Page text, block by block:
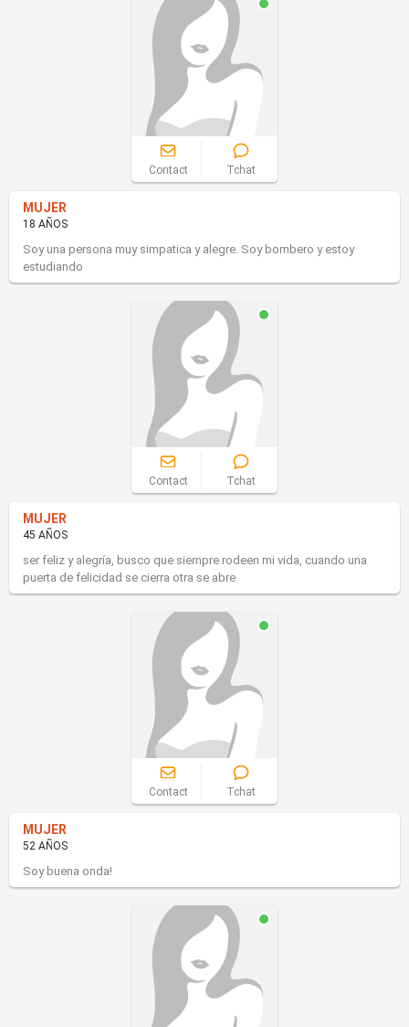
Contact Tchat
MUJER
18 AÑOS
Soy una persona muy simpatica y alegre. Soy bombero y estoy
estudiando
Contact Tchat
MUJER
45 AÑOS
ser feliz y alegría, busco que siempre rodeen mi vida, cuando una
puerta de felicidad se cierra otra se abre
Contact Tchat
MUJER
52 AÑOS
Soy buena onda!